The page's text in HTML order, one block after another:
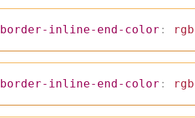
border-inline-end-color : rgb
border-inline-end-color :